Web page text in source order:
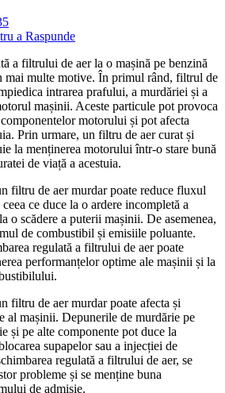
a Raspunde
a filtrului de aer la o mașină pe benzină
mai multe motive. În primul rând, filtrul de
intrarea prafului, a murdăriei și a
mașinii. Aceste particule pot provoca
motorului și pot afecta
Prin urmare, un filtru de aer curat și
la menținerea motorului într-o stare bună
de viață a acestuia.
filtru de aer murdar poate reduce fluxul
ce duce la o ardere incompletă a
o scădere a puterii mașinii. De asemenea,
de combustibil și emisiile poluante.
regulată a filtrului de aer poate
performanțelor optime ale mașinii și la
filtru de aer murdar poate afecta și
al mașinii. Depunerile de murdărie pe
și pe alte componente pot duce la
supapelor sau a injecției de
regulată a filtrului de aer, se
probleme și se menține buna
de admisie.